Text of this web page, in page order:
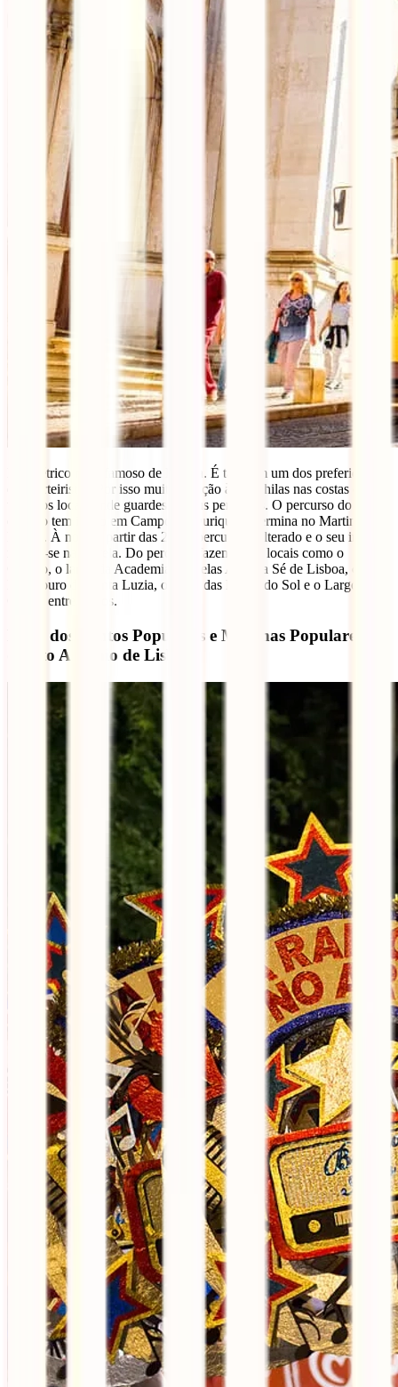
É o elétrico mais famoso de Lisboa. É também um dos preferidos
dos carteiristas. Por isso muita atenção às mochilas nas costas e a
todos os locais onde guardes os teus pertences. O percurso do
elétrico tem início em Campo de Ourique e Termina no Martim
Moniz. À noite a partir das 22h o percurso é alterado e o seu início
realiza-se na Estrela. Do percurso fazem parte locais como o
Chiado, o largo da Academia de Belas Artes, a Sé de Lisboa, o
Miradouro de Santa Luzia, o largo das Portas do Sol e o Largo da
Graça, entre outros.
Festa dos Santos Populares e Marchas Populares
(Santo António de Lisboa)